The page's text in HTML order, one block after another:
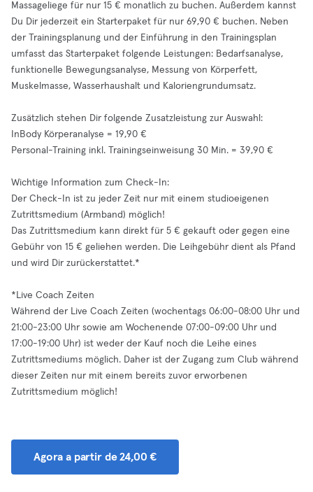
Massageliege für nur 15 € monatlich zu buchen. Außerdem kannst
Du Dir jederzeit ein Starterpaket für nur 69,90 € buchen. Neben
der Trainingsplanung und der Einführung in den Trainingsplan
umfasst das Starterpaket folgende Leistungen: Bedarfsanalyse,
funktionelle Bewegungsanalyse, Messung von Körperfett,
Muskelmasse, Wasserhaushalt und Kaloriengrundumsatz.
Zusätzlich stehen Dir folgende Zusatzleistung zur Auswahl:
InBody Körperanalyse = 19,90 €
Personal-Training inkl. Trainingseinweisung 30 Min. = 39,90 €
Wichtige Information zum Check-In:
Der Check-In ist zu jeder Zeit nur mit einem studioeigenen
Zutrittsmedium (Armband) möglich!
Das Zutrittsmedium kann direkt für 5 € gekauft oder gegen eine
Gebühr von 15 € geliehen werden. Die Leihgebühr dient als Pfand
und wird Dir zurückerstattet.*
*Live Coach Zeiten
Während der Live Coach Zeiten (wochentags 06:00-08:00 Uhr und
21:00-23:00 Uhr sowie am Wochenende 07:00-09:00 Uhr und
17:00-19:00 Uhr) ist weder der Kauf noch die Leihe eines
Zutrittsmediums möglich. Daher ist der Zugang zum Club während
dieser Zeiten nur mit einem bereits zuvor erworbenen
Zutrittsmedium möglich!
Agora a partir de 24,00 €